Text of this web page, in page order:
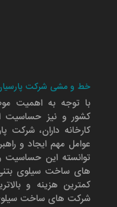
خط و مشی شرکت
با توجه به اهمیت
کشور و نیز حساسیت
کارخانه داران، شرکت
عوامل مهم ایجاد و
توانسته این حساسیت
های ساخت سیلوی
کمترین هزینه و
شرکت های ساخت